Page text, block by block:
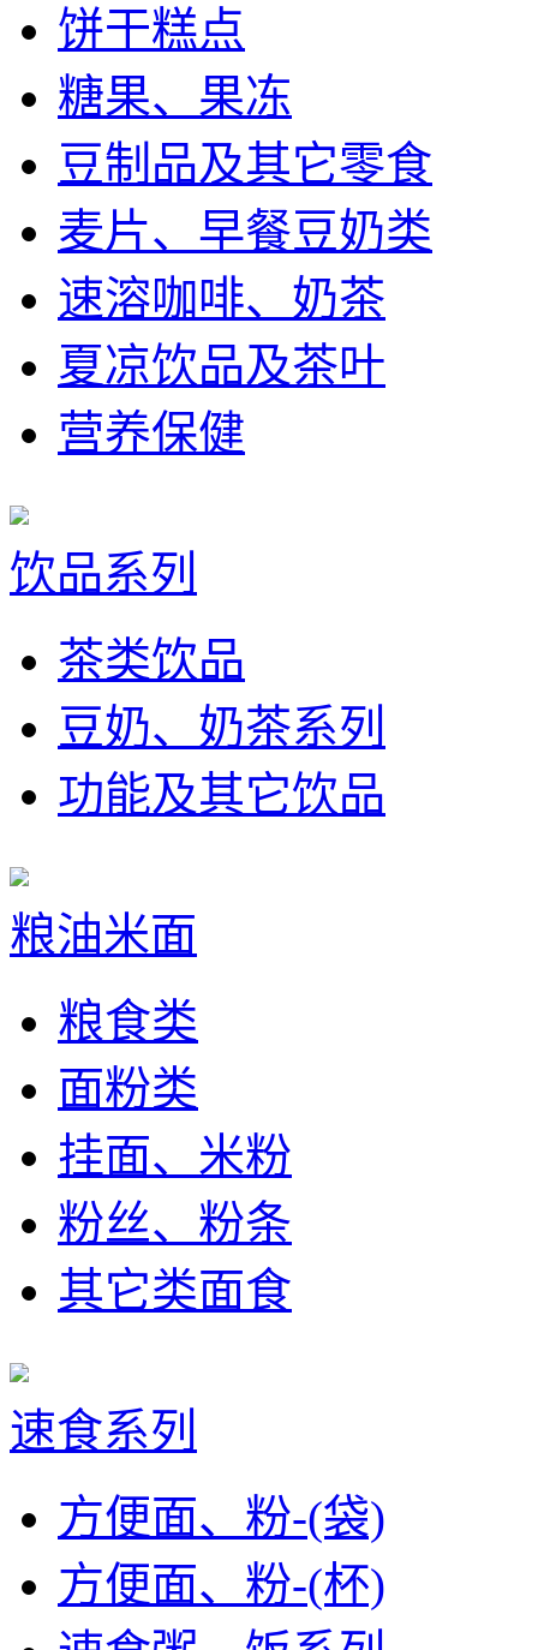
饼干糕点
糖果、果冻
豆制品及其它零食
麦片、早餐豆奶类
速溶咖啡、奶茶
夏凉饮品及茶叶
营养保健
饮品系列
茶类饮品
豆奶、奶茶系列
功能及其它饮品
粮油米面
粮食类
面粉类
挂面、米粉
粉丝、粉条
其它类面食
速食系列
方便面、粉-(袋)
方便面、粉-(杯)